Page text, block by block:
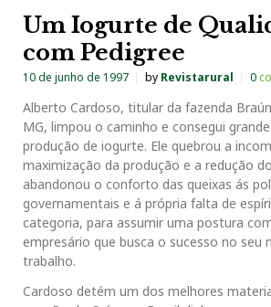
Um Iogurte de
com Pedigree
10 de junho de 1997 by Revistarural 0
Alberto Cardoso, titular da fazenda
MG, limpou o caminho e consegui
produção de iogurte. Ele quebrou a
maximização da produção e a redução
abandonou o conforto das queixas ás
governamentais e á própria falta de
categoria, para assumir uma postura
empresário que busca o sucesso no seu
trabalho.
Cardoso detém um dos melhores